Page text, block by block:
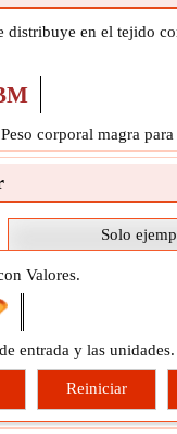
distribuye en el tejido
Peso corporal magra
Solo
Valores.
entrada y las unidades.
Reiniciar